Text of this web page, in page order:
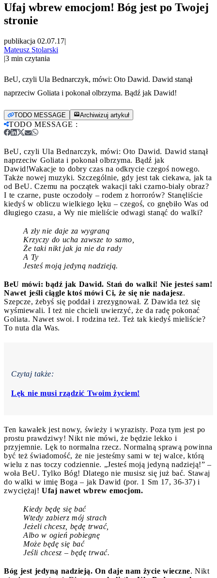
Ufaj wbrew emocjom! Bóg jest po Twojej
stronie
publikacja 02.07.17|
Mateusz Stolarski
|3 min czytania
BeU, czyli Ula Bednarczyk, mówi: Oto Dawid. Dawid stanął
naprzeciw Goliata i pokonał olbrzyma. Bądź jak Dawid!
TODO MESSAGE Archiwizuj artykuł
TODO MESSAGE :
BeU, czyli Ula Bednarczyk, mówi: Oto Dawid. Dawid stanął
naprzeciw Goliata i pokonał olbrzyma. Bądź jak
Dawid!Wakacje to dobry czas na odkrycie czegoś nowego.
Także nowej muzyki. Szczególnie, gdy jest tak ciekawa, jak ta
od BeU. Czemu na początek wakacji taki czarno-biały obraz?
I te czarne, puste oczodoły – rodem z horrorów? Stanęliście
kiedyś w obliczu wielkiego lęku – czegoś, co gnębiło Was od
długiego czasu, a Wy nie mieliście odwagi stanąć do walki?
A zły nie daje za wygraną
Krzyczy do ucha zawsze to samo,
Że taki nikt jak ja nie da rady
A Ty
Jesteś moją jedyną nadzieją.
BeU mówi: bądź jak Dawid. Stań do walki! Nie jesteś sam!
Nawet jeśli ciągle ktoś mówi Ci, że się nie nadajesz.
Szepcze, żebyś się poddał i zrezygnował. Z Dawida też się
wyśmiewali. I też nie chcieli uwierzyć, że da radę pokonać
Goliata. Nawet swoi. I rodzina też. Też tak kiedyś mieliście?
To nuta dla Was.
Czytaj także:
Lęk nie musi rządzić Twoim życiem!
Ten kawałek jest nowy, świeży i wyrazisty. Poza tym jest po
prostu prawdziwy! Nikt nie mówi, że będzie lekko i
przyjemnie. Lęk to normalna rzecz. Normalną sprawą powinna
być też świadomość, że nie jesteśmy sami w tej walce, którą
wielu z nas toczy codziennie. „Jesteś moją jedyną nadzieją!” –
woła BeU. Tylko Bóg! Dlatego nie musisz się już bać. Stawaj
do walki w imię Boga – jak Dawid (por. 1 Sm 17, 36-37) i
zwyciężaj! Ufaj nawet wbrew emocjom.
Kiedy będę się bać
Wtedy zabierz mój strach
Jeżeli chcesz, będę trwać,
Albo w ogień pobiegnę
Może będę się bać
Jeśli chcesz – będę trwać.
Bóg jest jedyną nadzieją. On daje nam życie wieczne. Nikt